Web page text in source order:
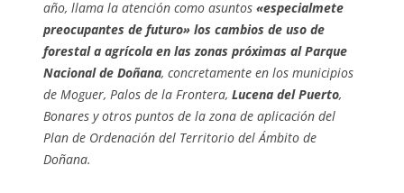
año, llama la atención como asuntos «especialmete
preocupantes de futuro» los cambios de uso de
forestal a agrícola en las zonas próximas al Parque
Nacional de Doñana, concretamente en los municipios
de Moguer, Palos de la Frontera, Lucena del Puerto,
Bonares y otros puntos de la zona de aplicación del
Plan de Ordenación del Territorio del Ámbito de
Doñana.